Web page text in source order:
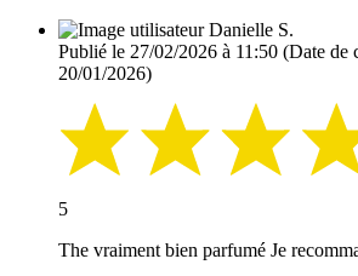
Danielle S.
Publié le 27/02/2026 à 11:50 (Date de
20/01/2026)
5
The vraiment bien parfumé Je